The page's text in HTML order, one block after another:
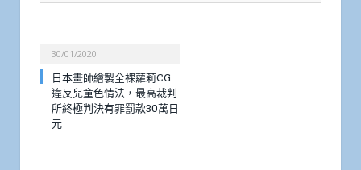
30/01/2020
日本畫師繪製全裸蘿莉CG
違反兒童色情法，最高裁判
所終極判決有罪罰款30萬日
元